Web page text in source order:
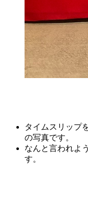
タイムスリップ
の写真です。
なんと言われよ
す。